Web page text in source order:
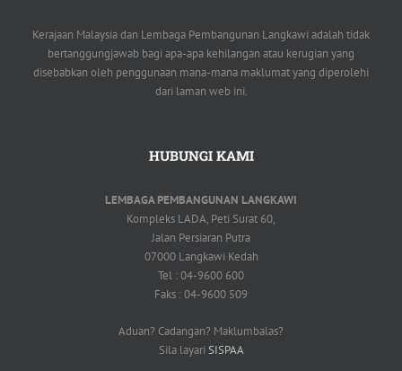
Kerajaan Malaysia dan Lembaga Pembangunan Langkawi adalah tidak
bertanggungjawab bagi apa-apa kehilangan atau kerugian yang
disebabkan oleh penggunaan mana-mana maklumat yang diperolehi
dari laman web ini.
HUBUNGI KAMI
LEMBAGA PEMBANGUNAN LANGKAWI
Kompleks LADA, Peti Surat 60,
Jalan Persiaran Putra
07000 Langkawi Kedah
Tel : 04-9600 600
Faks : 04-9600 509
Aduan? Cadangan? Maklumbalas?
Sila layari SISPAA